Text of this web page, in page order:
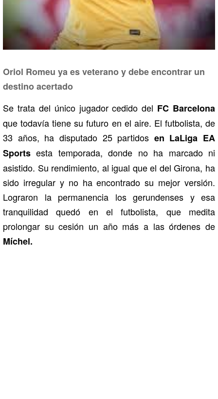
Oriol Romeu ya es veterano y debe encontrar un
destino acertado
Se trata del único jugador cedido del FC Barcelona
que todavía tiene su futuro en el aire. El futbolista, de
33 años, ha disputado 25 partidos en LaLiga EA
Sports esta temporada, donde no ha marcado ni
asistido. Su rendimiento, al igual que el del Girona, ha
sido irregular y no ha encontrado su mejor versión.
Lograron la permanencia los gerundenses y esa
tranquilidad quedó en el futbolista, que medita
prolongar su cesión un año más a las órdenes de
Míchel.